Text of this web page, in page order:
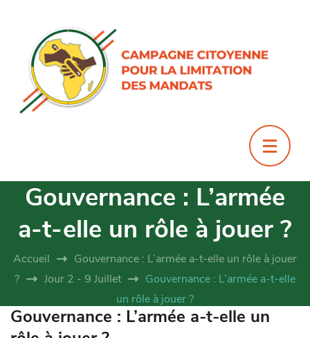
Gouvernance : L’armée
a-t-elle un rôle à jouer ?
Accueil
Gouvernance : L’armée a-t-elle un rôle à jouer
?
Jour 2 - 9 Juillet
Gouvernance : L’armée a-t-elle
un rôle à jouer ?
Gouvernance : L’armée a-t-elle un